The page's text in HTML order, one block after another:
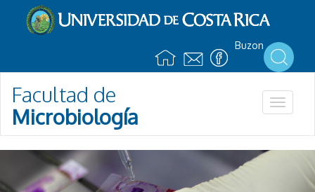
Pasar al contenido principal
Buzon
Facultad de
Microbiología
Toggle